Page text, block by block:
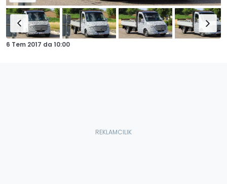
6 Tem 2017 da 10:00